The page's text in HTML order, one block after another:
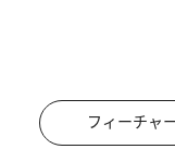
フィーチャ